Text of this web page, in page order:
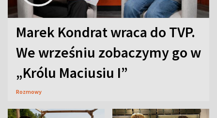
Marek Kondrat wraca do TVP.
We wrześniu zobaczymy go w
„Królu Maciusiu I”
Rozmowy